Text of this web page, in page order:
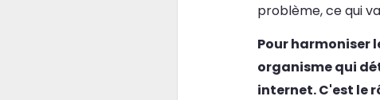
problème, ce qui
Pour harmoniser
organisme qui
internet. C'est le